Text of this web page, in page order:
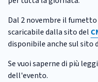
Dal 2 novembre il
scaricabile dalla sito del
disponibile anche sul sito
Se vuoi saperne di più
dell'evento.